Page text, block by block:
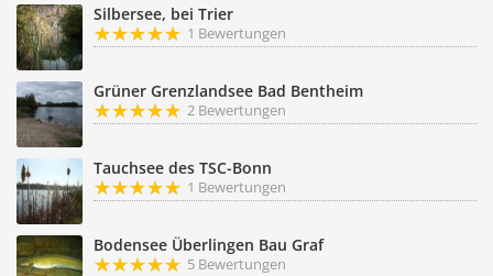
Silbersee, bei Trier
1 Bewertungen
Grüner Grenzlandsee Bad Bentheim
2 Bewertungen
Tauchsee des TSC-Bonn
1 Bewertungen
Bodensee Überlingen Bau Graf
5 Bewertungen